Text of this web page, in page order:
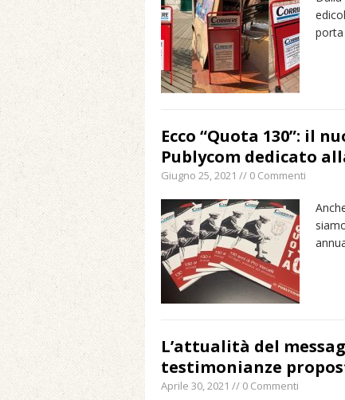
porta
Ecco “Quota 130”: il
Publycom dedicato
Giugno 25, 2021 // 0 Commenti
L’attualità del
testimonianze
Aprile 30, 2021 // 0 Commenti